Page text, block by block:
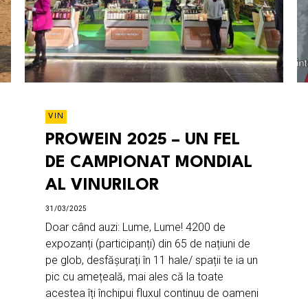
VIN
PROWEIN 2025 – UN FEL
DE CAMPIONAT MONDIAL
AL VINURILOR
31/03/2025
Doar când auzi: Lume, Lume! 4200 de
expozanți (participanți) din 65 de națiuni de
pe glob, desfășurați în 11 hale/ spații te ia un
pic cu amețeală, mai ales că la toate
acestea îți închipui fluxul continuu de oameni